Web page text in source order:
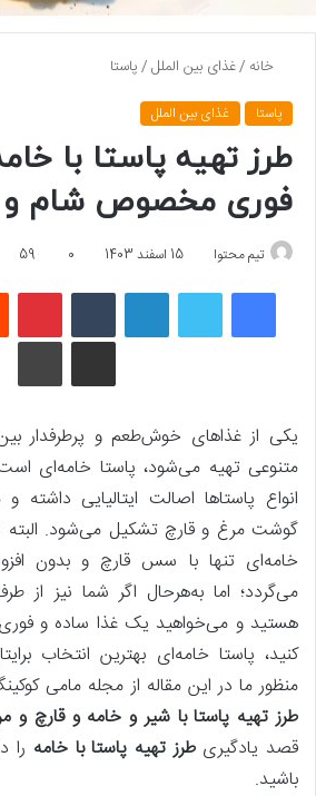
خانه /غذای بین الملل/پاستا
پاستا غذای بین الملل
طرز تهیه پاستا با
فوری مخصوص شام و
تیم محتوا 15 اسفند 1403 0
59
فیسبوک لینکداین پینتریست
چاپ
یکی از غذاهای خوش‌طعم و پرطرفدار
متنوعی تهیه می‌شود، پاستا خامه‌ای
انواع پاستاها اصالت ایتالیایی داشته
گوشت مرغ و قارچ تشکیل می‌شود. البته
خامه‌ای تنها با سس قارچ و بدون
می‌گردد؛ اما به‌هرحال اگر شما نیز از
هستید و می‌خواهید یک غذا ساده و فوری
کنید، پاستا خامه‌ای بهترین انتخاب
منظور ما در این مقاله از مجله مامی
طرز تهیه پاستا با شیر و خامه و قارچ و
قصد یادگیریطرز تهیه پاستا با خامه را
باشید.